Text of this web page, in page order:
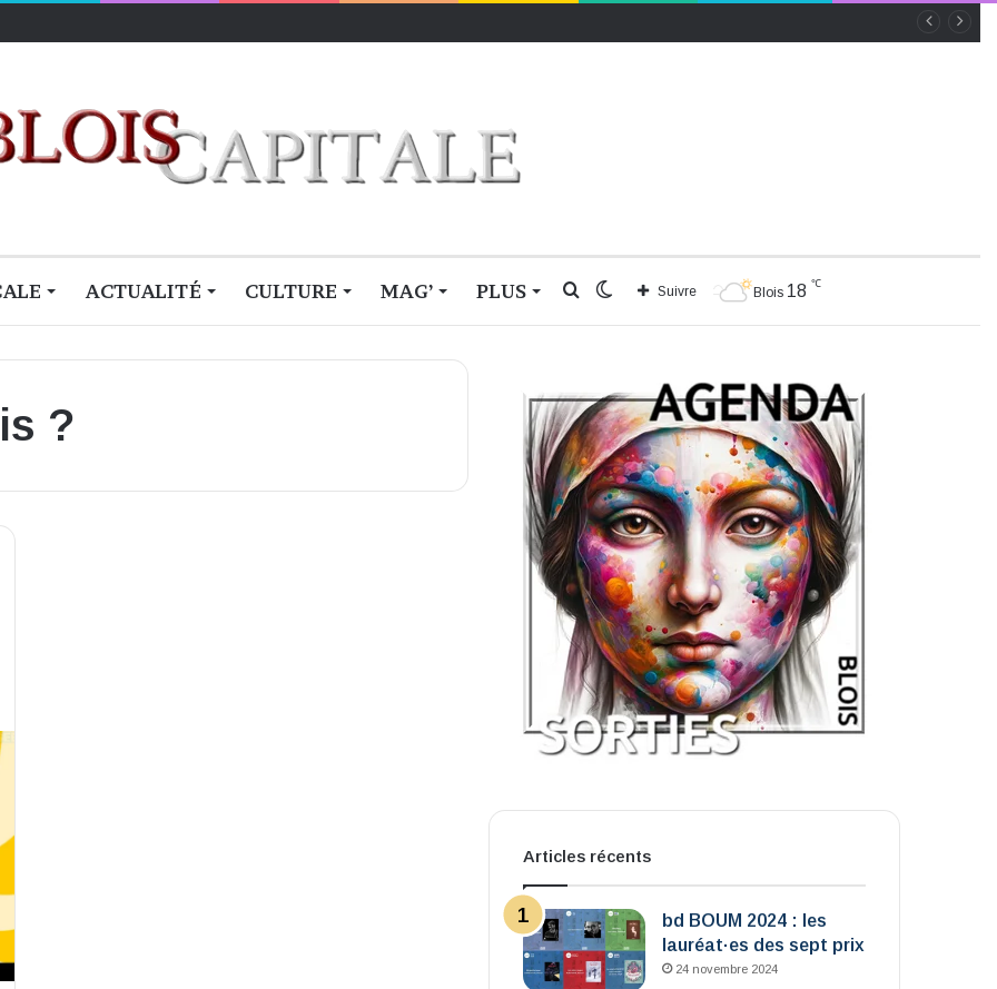
ACTUALITÉ CULTURE MAG’ PLUS Blois 18 ℃
Suivre
Switch
Rechercher
?
Articles récents
bd BOUM 2024 : les
lauréat·es des sept prix
24 novembre 2024